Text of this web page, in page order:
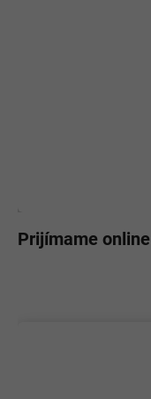
Prijímame